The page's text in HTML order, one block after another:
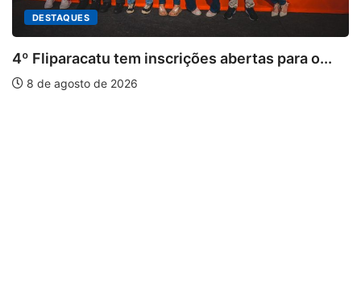
DESTAQUES
4º Fliparacatu tem inscrições abertas para o...
8 de agosto de 2026